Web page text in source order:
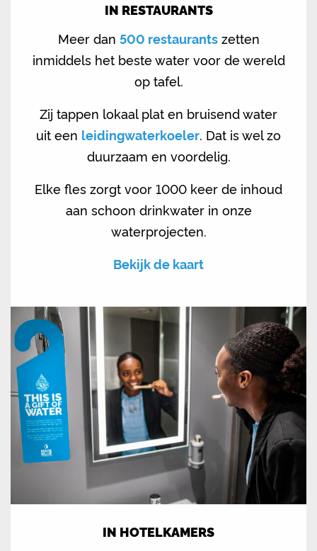
IN RESTAURANTS
Meer dan 500 restaurantszetten
inmiddels het beste water voor de wereld
op tafel.
Zij tappen lokaal plat en bruisend water
uit een leidingwaterkoeler. Dat is wel zo
duurzaam en voordelig.
Elke fles zorgt voor 1000 keer de inhoud
aan schoon drinkwater in onze
waterprojecten.
Bekijk de kaart
IN HOTELKAMERS